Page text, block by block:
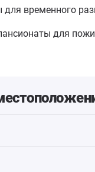
для временного
для